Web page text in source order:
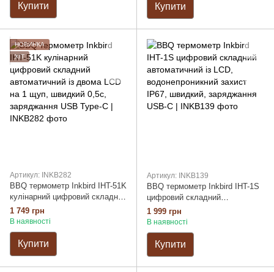
Купити Купити
НОВИНКА
ХІТ
Артикул: INKB282
BBQ термометр Inkbird IHT-51K
кулінарний цифровий складний
автоматичний із двома LCD на
1 щуп, швидкий 0,5с,
заряджання USB Type-C
1 749 грн
В наявності
Купити
Артикул: INKB139
BBQ термометр Inkbird IHT-1S
цифровий складний
автоматичний із LCD,
водонепроникний захист IP67,
швидкий, заряджання USB-C
1 999 грн
В наявності
Купити